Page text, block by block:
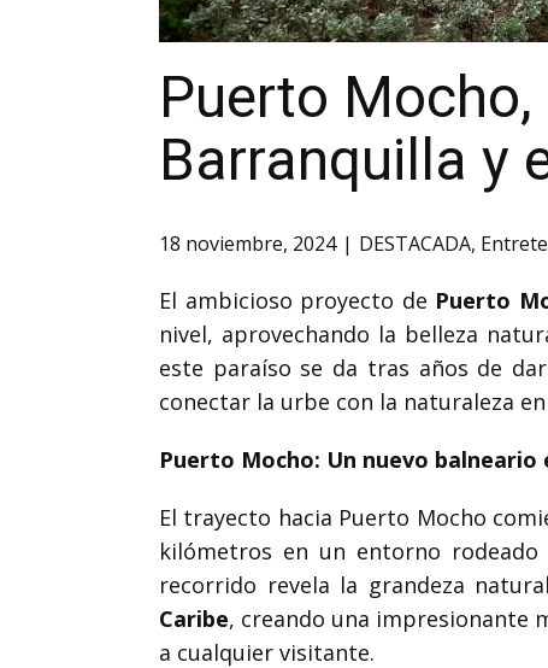
Puerto
Barranquilla y
18 noviembre, 2024 DESTACADA,
El ambicioso proyecto de Puerto
nivel, aprovechando la belleza
este paraíso se da tras años de
conectar la urbe con la naturaleza
Puerto Mocho: Un nuevo balneario
El trayecto hacia Puerto Mocho
kilómetros en un entorno
recorrido revela la grandeza
Caribe, creando una impresionante
a cualquier visitante.